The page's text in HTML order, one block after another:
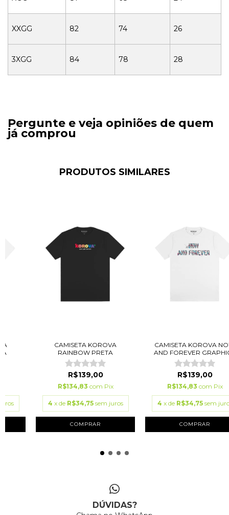
XXGG 82 74 26
3XGG 84 78 28
Pergunte e veja opiniões de quem
já comprou
PRODUTOS SIMILARES
CAMISETA KOROVA
RAINBOW PRETA
R$139,00
R$134,83 com Pix
4 x de R$34,75 sem juros
COMPRAR
CAMISETA KOROVA
AND FOREVER
R$139,00
R$134,83 com Pix
4 x de R$34,75 sem
COMPRAR
DÚVIDAS?